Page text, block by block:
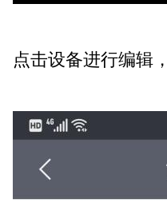
点击设备进行编辑